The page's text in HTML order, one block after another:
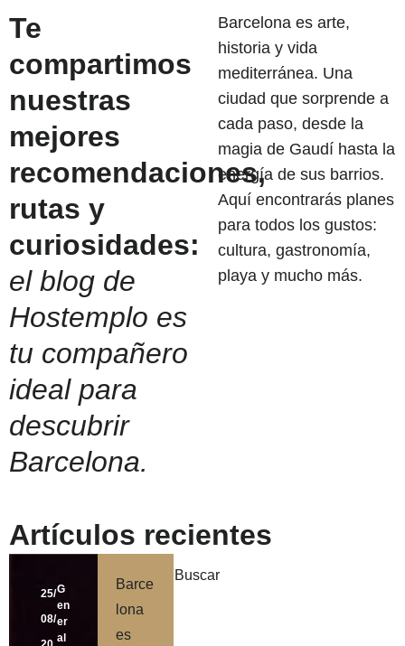
Te
compartimos
nuestras
mejores
recomendaciones,
rutas y
curiosidades:
el blog de
Hostemplo es
tu compañero
ideal para
descubrir
Barcelona.
Barcelona es arte,
historia y vida
mediterránea. Una
ciudad que sorprende a
cada paso, desde la
magia de Gaudí hasta la
energía de sus barrios.
Aquí encontrarás planes
para todos los gustos:
cultura, gastronomía,
playa y mucho más.
Artículos recientes
25/
08/
G
en
er
al
Barce
lona
es
Buscar